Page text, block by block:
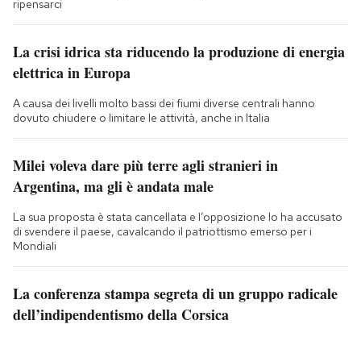
ripensarci
La crisi idrica sta riducendo la produzione di energia
elettrica in Europa
A causa dei livelli molto bassi dei fiumi diverse centrali hanno
dovuto chiudere o limitare le attività, anche in Italia
Milei voleva dare più terre agli stranieri in
Argentina, ma gli è andata male
La sua proposta è stata cancellata e l’opposizione lo ha accusato
di svendere il paese, cavalcando il patriottismo emerso per i
Mondiali
La conferenza stampa segreta di un gruppo radicale
dell’indipendentismo della Corsica